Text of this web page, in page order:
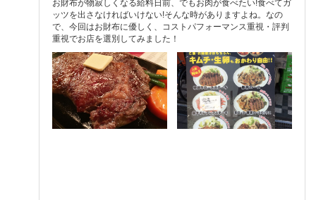
お財布が物寂しくなる給料日前、でもお肉が食べたい!食べてガ
ッツを出さなければいけない!そんな時がありますよね。なの
で、今回はお財布に優しく、コストパフォーマンス重視・評判
重視でお店を選別してみました！